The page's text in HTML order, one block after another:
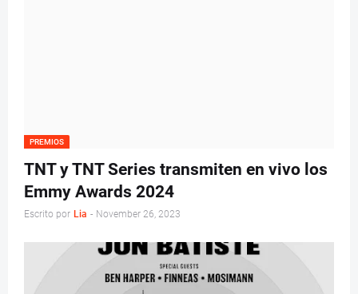
PREMIOS
TNT y TNT Series transmiten en vivo los
Emmy Awards 2024
Escrito por Lia - November 26, 2023